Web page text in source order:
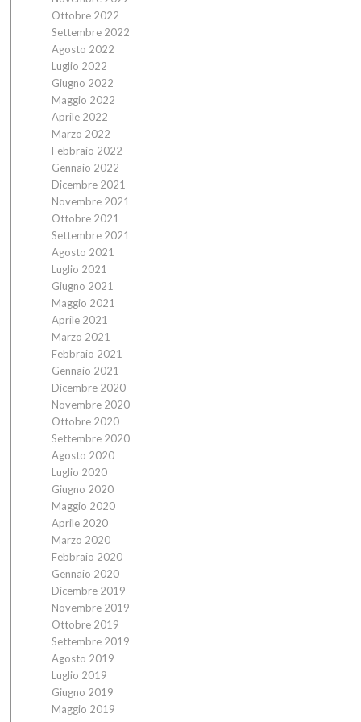
Ottobre 2022
Settembre 2022
Agosto 2022
Luglio 2022
Giugno 2022
Maggio 2022
Aprile 2022
Marzo 2022
Febbraio 2022
Gennaio 2022
Dicembre 2021
Novembre 2021
Ottobre 2021
Settembre 2021
Agosto 2021
Luglio 2021
Giugno 2021
Maggio 2021
Aprile 2021
Marzo 2021
Febbraio 2021
Gennaio 2021
Dicembre 2020
Novembre 2020
Ottobre 2020
Settembre 2020
Agosto 2020
Luglio 2020
Giugno 2020
Maggio 2020
Aprile 2020
Marzo 2020
Febbraio 2020
Gennaio 2020
Dicembre 2019
Novembre 2019
Ottobre 2019
Settembre 2019
Agosto 2019
Luglio 2019
Giugno 2019
Maggio 2019